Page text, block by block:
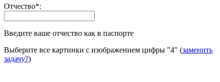
Отчество*:
Введите ваше отчество как в паспорте
Выберите все картинки с изображением цифры "4" (заменить
задачу?)